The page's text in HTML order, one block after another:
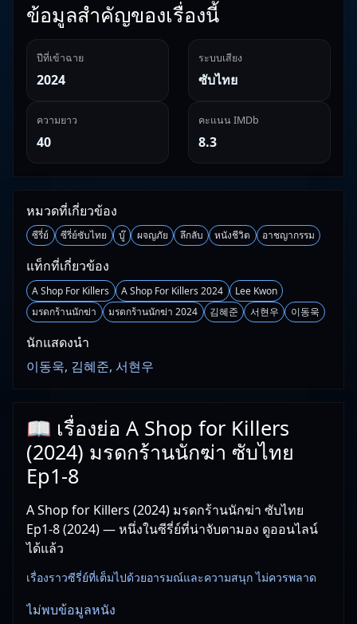
ข้อมูลสำคัญของเรื่องนี้
ปีที่เข้าฉาย
2024
ระบบเสียง
ซับไทย
ความยาว
40
คะแนน IMDb
8.3
หมวดที่เกี่ยวข้อง
ซีรี่ย์ ซีรี่ย์ซับไทย บู๊ ผจญภัย ลึกลับ หนังชีวิต อาชญากรรม
แท็กที่เกี่ยวข้อง
A Shop For Killers A Shop For Killers 2024
Lee Kwon
มรดกร้านนักฆ่า
มรดกร้านนักฆ่า 2024 김혜준 서현우 이동욱
นักแสดงนำ
이동욱, 김혜준, 서현우
📖 เรื่องย่อ A Shop for Killers
(2024) มรดกร้านนักฆ่า ซับไทย
Ep1-8
A Shop for Killers (2024) มรดกร้านนักฆ่า ซับไทย
Ep1-8 (2024) — หนึ่งในซีรี่ย์ที่น่าจับตามอง ดูออนไลน์
ได้แล้ว
เรื่องราวซีรี่ย์ที่เต็มไปด้วยอารมณ์และความสนุก ไม่ควรพลาด
ไม่พบข้อมูลหนัง